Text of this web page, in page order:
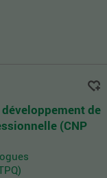
de
(CNP